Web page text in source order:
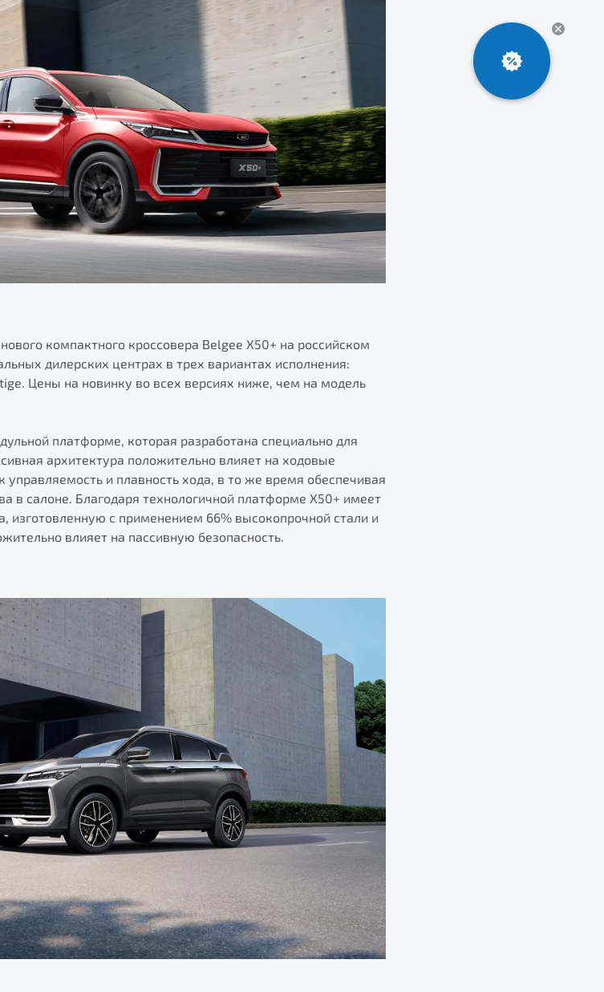
компактного кроссовера Belgee X50+ на российском
дилерских центрах в трех вариантах исполнения:
Цены на новинку во всех версиях ниже, чем на модель
платформе, которая разработана специально для
архитектура положительно влияет на ходовые
и плавность хода, в то же время обеспечивая
в салоне. Благодаря технологичной платформе X50+ имеет
с применением 66% высокопрочной стали и
влияет на пассивную безопасность.